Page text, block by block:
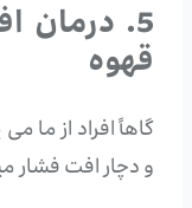
5. درمان
قهوه
گاهاً افراد از ما
و دچار افت فشار